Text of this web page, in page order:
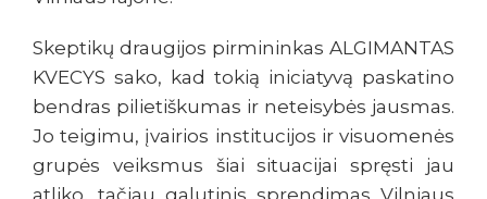
Skeptikų draugijos pirmininkas ALGIMANTAS
KVECYS sako, kad tokią iniciatyvą paskatino
bendras pilietiškumas ir neteisybės jausmas.
Jo teigimu, įvairios institucijos ir visuomenės
grupės veiksmus šiai situacijai spręsti jau